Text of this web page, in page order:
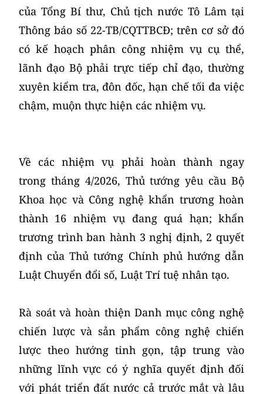
của Tổng Bí thư, Chủ tịch nước Tô Lâm tại
Thông báo số 22-TB/CQTTBCĐ; trên cơ sở đó
có kế hoạch phân công nhiệm vụ cụ thể,
lãnh đạo Bộ phải trực tiếp chỉ đạo, thường
xuyên kiểm tra, đôn đốc, hạn chế tối đa việc
chậm, muộn thực hiện các nhiệm vụ.
Về các nhiệm vụ phải hoàn thành ngay
trong tháng 4/2026, Thủ tướng yêu cầu Bộ
Khoa học và Công nghệ khẩn trương hoàn
thành 16 nhiệm vụ đang quá hạn; khẩn
trương trình ban hành 3 nghị định, 2 quyết
định của Thủ tướng Chính phủ hướng dẫn
Luật Chuyển đổi số, Luật Trí tuệ nhân tạo.
Rà soát và hoàn thiện Danh mục công nghệ
chiến lược và sản phẩm công nghệ chiến
lược theo hướng tinh gọn, tập trung vào
những lĩnh vực có ý nghĩa quyết định đối
với phát triển đất nước cả trước mắt và lâu